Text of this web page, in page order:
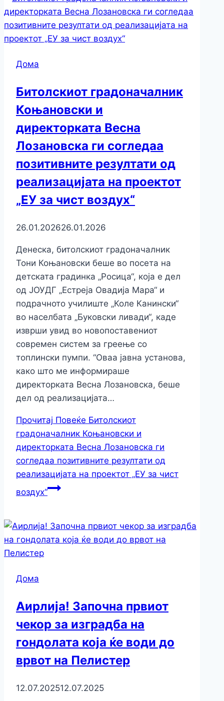
Дома
Битолскиот градоначалник
Коњановски и
директорката Весна
Лозановска ги согледаа
позитивните резултати од
реализацијата на проектот
„ЕУ за чист воздух“
26.01.202626.01.2026
Денеска, битолскиот градоначалник
Тони Коњановски беше во посета на
детската градинка „Росица“, која е дел
од ЈОУДГ „Естреја Овадија Мара“ и
подрачното училиште „Коле Канински“
во населбата „Буковски ливади“, каде
изврши увид во новопоставениот
современ систем за греење со
топлински пумпи. “Оваа јавна установа,
како што ме информираше
директорката Весна Лозановска, беше
дел од реализацијата…
Прочитај Повеќе Битолскиот
градоначалник Коњановски и
директорката Весна Лозановска ги
согледаа позитивните резултати од
реализацијата на проектот „ЕУ за чист
воздух“
Дома
Аирлија! Започна првиот
чекор за изградба на
гондолата која ќе води до
врвот на Пелистер
12.07.202512.07.2025